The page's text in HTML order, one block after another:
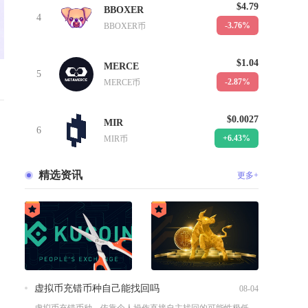
4
BBOXER
BBOXER币
$4.79
-3.76%
5
MERCE
MERCE币
$1.04
-2.87%
6
MIR
MIR币
$0.0027
+6.43%
精选资讯 更多+
虚拟币充错币种自己能找回吗 08-04